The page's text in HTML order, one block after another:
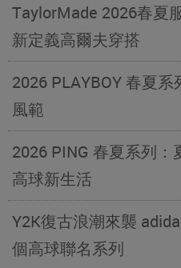
TaylorMade 2026春夏
新定義高爾夫穿搭
2026 PLAYBOY 春夏
風範
2026 PING 春夏系列
高球新生活
Y2K復古浪潮來襲
個高球聯名系列